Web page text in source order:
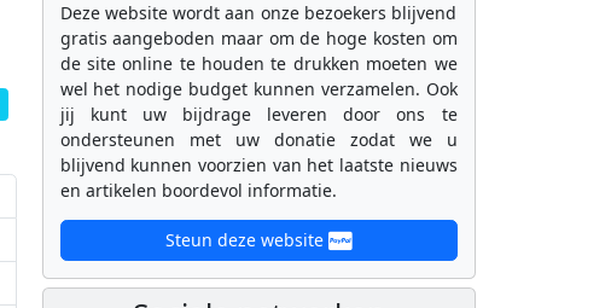
Deze website wordt aan onze bezoekers blijvend
gratis aangeboden maar om de hoge kosten om
de site online te houden te drukken moeten we
wel het nodige budget kunnen verzamelen. Ook
jij kunt uw bijdrage leveren door ons te
ondersteunen met uw donatie zodat we u
blijvend kunnen voorzien van het laatste nieuws
en artikelen boordevol informatie.
Steun deze website